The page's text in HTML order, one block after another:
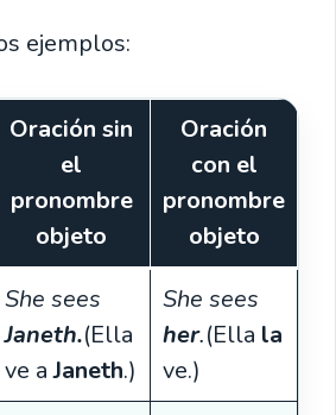
ejemplos:
Oración sin
el
pronombre
objeto
Oración
con el
pronombre
objeto
She sees
Janeth.(Ella
ve aJaneth.)
She sees
her.(Ella la
ve.)